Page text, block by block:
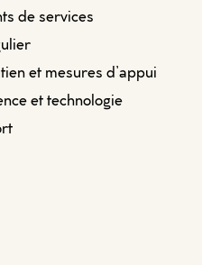
de services
et mesures d’appui
et technologie